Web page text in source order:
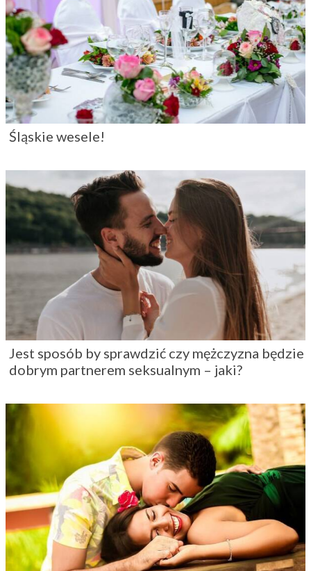
Śląskie wesele!
Jest sposób by sprawdzić czy mężczyzna będzie
dobrym partnerem seksualnym – jaki?